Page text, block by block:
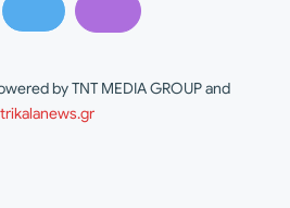
by TNT MEDIA GROUP and
trikalanews.gr